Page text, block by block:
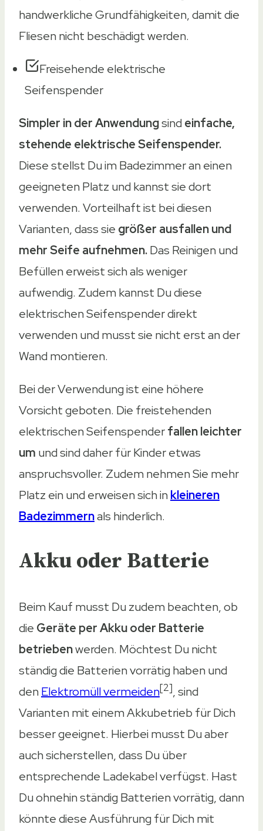
handwerkliche Grundfähigkeiten, damit die
Fliesen nicht beschädigt werden.
Freisehende elektrische
Seifenspender
Simpler in der Anwendungsindeinfache,
stehende elektrische Seifenspender.
Diese stellst Du im Badezimmer an einen
geeigneten Platz und kannst sie dort
verwenden. Vorteilhaft ist bei diesen
Varianten, dass sie größer ausfallen und
mehr Seife aufnehmen.Das Reinigen und
Befüllen erweist sich als weniger
aufwendig. Zudem kannst Du diese
elektrischen Seifenspender direkt
verwenden und musst sie nicht erst an der
Wand montieren.
Bei der Verwendung ist eine höhere
Vorsicht geboten. Die freistehenden
elektrischen Seifenspenderfallen leichter
um und sind daher für Kinder etwas
anspruchsvoller. Zudem nehmen Sie mehr
Platz ein und erweisen sich inkleineren
Badezimmernals hinderlich.
Akku oder Batterie
Beim Kauf musst Du zudem beachten, ob
die Geräte per Akku oder Batterie
betriebenwerden. Möchtest Du nicht
ständig die Batterien vorrätig haben und
denElektromüll vermeiden[2], sind
Varianten mit einem Akkubetrieb für Dich
besser geeignet. Hierbei musst Du aber
auch sicherstellen, dass Du über
entsprechende Ladekabel verfügst. Hast
Du ohnehin ständig Batterien vorrätig, dann
könnte diese Ausführung für Dich mit